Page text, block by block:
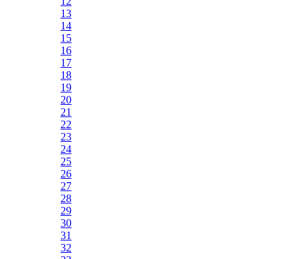
13
14
15
16
17
18
19
20
21
22
23
24
25
26
27
28
29
30
31
32